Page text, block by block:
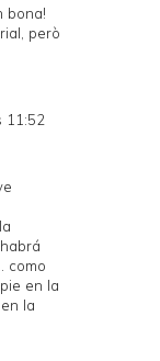
bona!
però
11:52
como
en la
la